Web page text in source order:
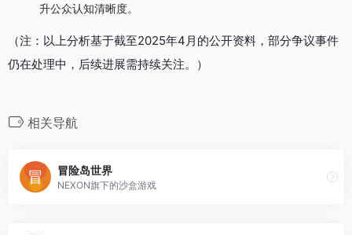
升公众认知清晰度。
（注：以上分析基于截至2025年4月的公开资料，部分争议事件
仍在处理中，后续进展需持续关注。）
相关导航
冒险岛世界
NEXON旗下的沙盒游戏